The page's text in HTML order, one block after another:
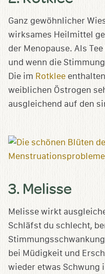
Ganz gewöhnlicher
wirksames Heilmittel
der Menopause. Als
und wenn die
Die im Rotklee
weiblichen Östrogen
ausgleichend auf den
3. Melisse
Melisse wirkt
Schläfst du schlecht,
bei Müdigkeit und
wieder etwas Schwung